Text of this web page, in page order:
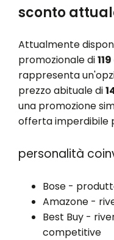
sconto
Attualmente
promozionale di
rappresenta
prezzo abituale di
una promozione
offerta imperdibile
personalità
Bose -
Amazone -
Best Buy -
competitive